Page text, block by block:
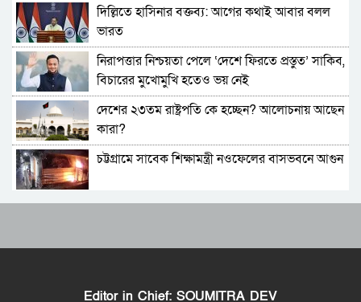
বিটিভির মহাপরিচালক হলেন কাজী জেসিন
র‍্যাব বিলুপ্ত করে আনা হচ্ছে নতুন বাহিনী
ভারত সফরের সিদ্ধান্ত প্রধানমন্ত্রী নেবেন: পররাষ্ট্র
প্রতিমন্ত্রী
আওয়ামী লীগ আমাদের শত্রু নয়, অচিরেই আওয়ামী
দিল্লিতে হাসিনার বক্তব্য: আগের কথাই আবার বলল
ভারত
নিরাপত্তার নিশ্চয়তা পেলে ‘দেশে ফিরতে প্রস্তুত’ সাকিব,
বিচারের মুখোমুখি হতেও ভয় নেই
দেশের ২৩তম রাষ্ট্রপতি কে হচ্ছেন? আলোচনায় আছেন
কারা?
চট্টগ্রামে সাবেক শিক্ষামন্ত্রী নওফেলের বাসভবনে আগুন
বাংলাদেশ-পাকিস্তানসহ ১৩ দেশের জোট, কমান্ডার
Editor in Chief: SOUMITRA DEV